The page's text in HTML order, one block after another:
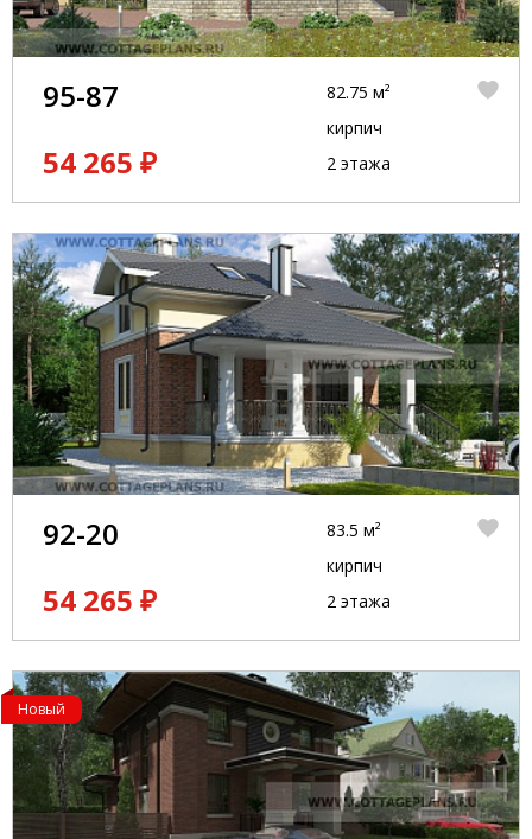
95-87
54 265 ₽
82.75 м²
кирпич
2 этажа
92-20
54 265 ₽
83.5 м²
кирпич
2 этажа
Новый